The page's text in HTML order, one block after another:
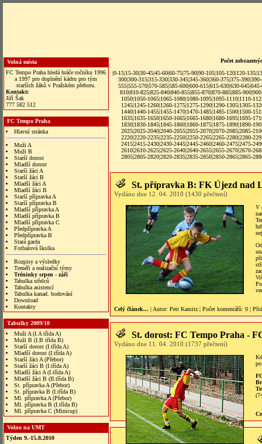
Volná místa
FC Tempo Praha hledá hráče ročníku 1996
a 1997 pro doplnění kádru pro tým
starších žáků v Pražském přeboru.
Kontakt:
Jiří Šak
777 582 512
FC Tempo Praha
Hlavní stránka
Muži A
Muži B
Starší dorost
Mladší dorost
Starší žáci A
Starší žáci B
Mladší žáci A
Mladší žáci B
Starší přípravka A
Starší přípravka B
Mladší přípravka A
Mladší přípravka B
Mladší přípravka C
Předpřípravka A
Předpřípravka B
Stará garda
Fotbalová školka
Rozpisy a výsledky
Trenéři a realizační týmy
Tréninky srpen - září
Tabulka střelců
Tabulka asistencí
Tabulka kanad. bodování
Download
Kontakty
Tabulky 2009/10
Muži A (I.A třída A)
Muži B (I.B třída B)
Starší dorost (I.třída A)
Mladší dorost (I.třída A)
Starší žáci A (Přebor)
Starší žáci B (I.třída A)
Mladší žáci A (I.třída A)
Mladší žáci B (II.třída B)
St. přípravka A (Přebor)
St. přípravka B (I.třída B)
Ml. přípravka A (Přebor)
Ml. přípravka B (I.třída B)
Ml. přípravka C (Minicup)
Volno na UMT
Týden 9.-15.8.2010
Počet
|0-15|15-30|30-45|45-60|60-75|75-90|90-105|105-120|120-135|
300|300-315|315-330|330-345|345-360|360-375|375-390|
555|555-570|570-585|585-600|600-615|615-630|630-645|
810|810-825|825-840|840-855|855-870|870-885|885-900|
1050|1050-1065|1065-1080|1080-1095|1095-1110|1110-
1245|1245-1260|1260-1275|1275-1290|1290-1305|1305-
1440|1440-1455|1455-1470|1470-1485|1485-1500|1500-
1635|1635-1650|1650-1665|1665-1680|1680-1695|1695-
1830|1830-1845|1845-1860|1860-1875|1875-1890|1890-
2025|2025-2040|2040-2055|2055-2070|2070-2085|2085-
2220|2220-2235|2235-2250|2250-2265|2265-2280|2280-
2415|2415-2430|2430-2445|2445-2460|2460-2475|2475-
2610|2610-2625|2625-2640|2640-2655|2655-2670|2670-
2805|2805-2820|2820-2835|2835-2850|2850-2865|2865-
St. přípravka B: FK Újezd nad
Vydáno dne 12. 04. 2010 (1430 přečtení)
V
Celý článek... | Autor: Petr Kamitz | Počet komentářů: 0 |
St. dorost: FC Tempo Praha -
Vydáno dne 11. 04. 2010 (1737 přečtení)